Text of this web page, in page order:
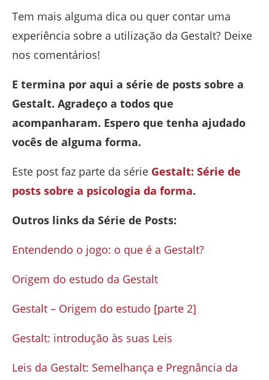
Tem mais alguma dica ou quer contar uma
experiência sobre a utilização da Gestalt? Deixe
nos comentários!
E termina por aqui a série de posts sobre a
Gestalt. Agradeço a todos que
acompanharam. Espero que tenha ajudado
vocês de alguma forma.
Este post faz parte da série Gestalt: Série de
posts sobre a psicologia da forma.
Outros links da Série de Posts:
Entendendo o jogo: o que é a Gestalt?
Origem do estudo da Gestalt
Gestalt – Origem do estudo [parte 2]
Gestalt: introdução às suas Leis
Leis da Gestalt: Semelhança e Pregnância da